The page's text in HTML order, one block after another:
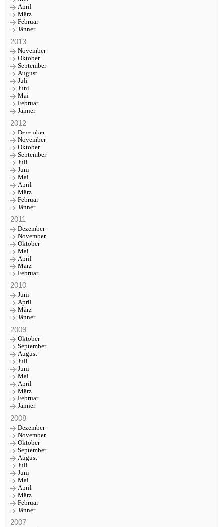
April
März
Februar
Jänner
2013
November
Oktober
September
August
Juli
Juni
Mai
Februar
Jänner
2012
Dezember
November
Oktober
September
Juli
Juni
Mai
April
März
Februar
Jänner
2011
Dezember
November
Oktober
Mai
April
März
Februar
2010
Juni
April
März
Jänner
2009
Oktober
September
August
Juli
Juni
Mai
April
März
Februar
Jänner
2008
Dezember
November
Oktober
September
August
Juli
Juni
Mai
April
März
Februar
Jänner
2007